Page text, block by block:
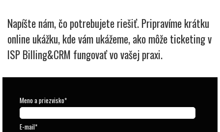
Napíšte nám, čo potrebujete riešiť. Pripravíme krátku
online ukážku, kde vám ukážeme, ako môže ticketing v
ISP Billing&CRM fungovať vo vašej praxi.
Meno a priezvisko*
E-mail*